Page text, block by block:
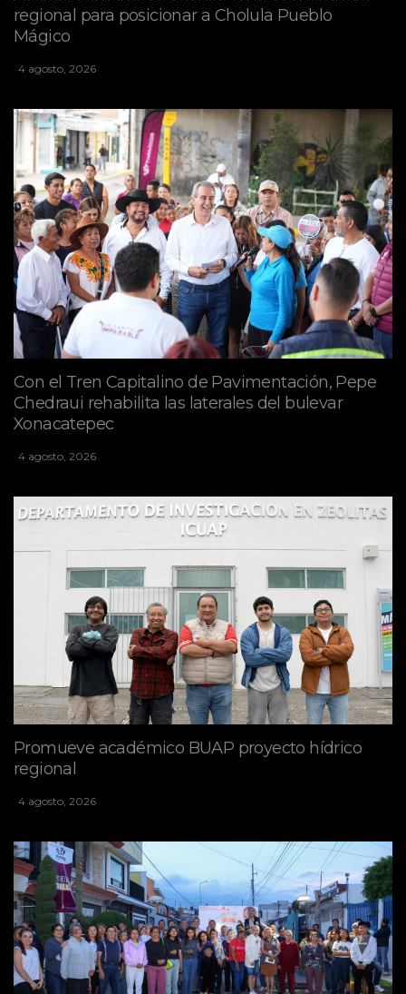
regional para posicionar a Cholula Pueblo
Mágico
4 agosto, 2026
Con el Tren Capitalino de Pavimentación, Pepe
Chedraui rehabilita las laterales del bulevar
Xonacatepec
4 agosto, 2026
Promueve académico BUAP proyecto hídrico
regional
4 agosto, 2026